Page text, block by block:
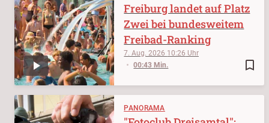
bookmark_border
7. Aug. 2026 10:26
00:43 Min.
Freiburg landet auf Platz
Zwei bei bundesweitem
Freibad-Ranking
PANORAMA